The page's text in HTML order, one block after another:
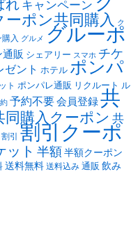
れ キャンペーン
ーポン共同購入 ク
入 グルメ グルーポ
販 シェアリー スマホ チケ
ゼント ホテル ポンパ
ト ポンパレ通販 リクルート ル
予約不要会員登録共
同購入クーポン 共
割引 割引クーポ
ット 半額 半額クーポン
送料無料 送料込み 通販 飲み